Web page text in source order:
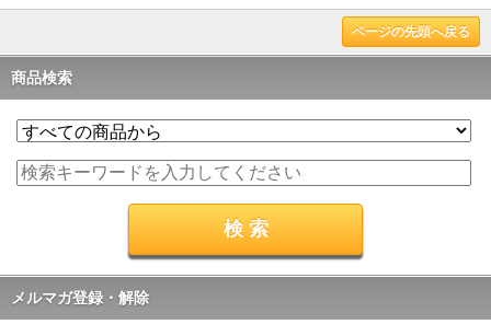
ページの先頭へ戻る
商品検索
メルマガ登録・解除